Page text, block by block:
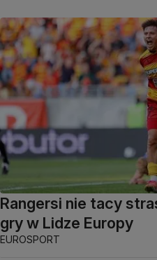
Rangersi nie tacy
gry w Lidze Europy
EUROSPORT